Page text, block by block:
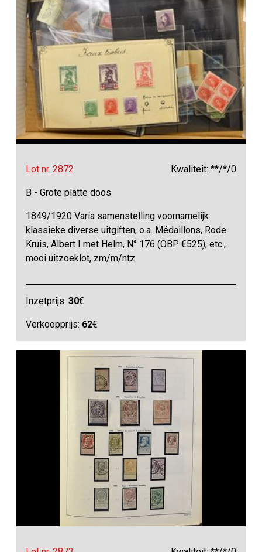
Lot nr. 2872 Kwaliteit: **/*/0
B - Grote platte doos
1849/1920 Varia samenstelling voornamelijk
klassieke diverse uitgiften, o.a. Médaillons, Rode
Kruis, Albert I met Helm, N° 176 (OBP €525), etc.,
mooi uitzoeklot, zm/m/ntz
Inzetprijs:30€
Verkoopprijs: 62€